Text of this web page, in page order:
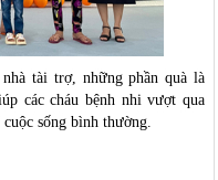
tài trợ, những phần quà là
các cháu bệnh nhi vượt qua
sống bình thường.